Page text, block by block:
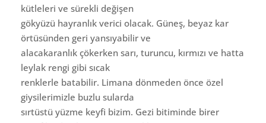
kütleleri ve sürekli değişen
gökyüzü hayranlık verici olacak. Güneş, beyaz kar
örtüsünden geri yansıyabilir ve
alacakaranlık çökerken sarı, turuncu, kırmızı ve hatta
leylak rengi gibi sıcak
renklerle batabilir. Limana dönmeden önce özel
giysilerimizle buzlu sularda
sırtüstü yüzme keyfi bizim. Gezi bitiminde birer